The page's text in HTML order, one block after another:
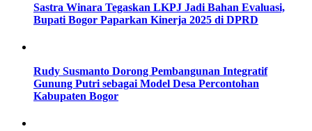
Sastra Winara Tegaskan LKPJ Jadi Bahan Evaluasi,
Bupati Bogor Paparkan Kinerja 2025 di DPRD
Rudy Susmanto Dorong Pembangunan Integratif
Gunung Putri sebagai Model Desa Percontohan
Kabupaten Bogor